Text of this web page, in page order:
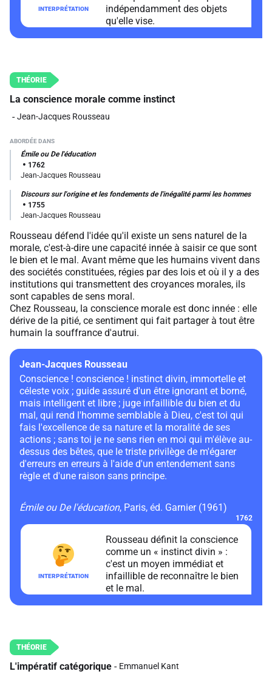
indépendamment des objets
qu'elle vise.
La conscience morale comme instinct
Jean-Jacques Rousseau
Jean-Jacques Rousseau
Émile ou De l'éducation
1762
Jean-Jacques Rousseau
Discours sur l'origine et les fondements de l'inégalité parmi les hommes
1755
Rousseau défend l'idée qu'il existe un sens naturel de la
morale, c'est-à-dire une capacité innée à saisir ce que sont
le bien et le mal. Avant même que les humains vivent dans
des sociétés constituées, régies par des lois et où il y a des
institutions qui transmettent des croyances morales, ils
sont capables de sens moral.
Chez Rousseau, la conscience morale est donc innée : elle
dérive de la pitié, ce sentiment qui fait partager à tout être
humain la souffrance d'autrui.
Conscience ! conscience ! instinct divin, immortelle et
céleste voix ; guide assuré d'un être ignorant et borné,
mais intelligent et libre ; juge infaillible du bien et du
mal, qui rend l'homme semblable à Dieu, c'est toi qui
fais l'excellence de sa nature et la moralité de ses
actions ; sans toi je ne sens rien en moi qui m'élève au-
dessus des bêtes, que le triste privilège de m'égarer
d'erreurs en erreurs à l'aide d'un entendement sans
règle et d'une raison sans principe.
Jean-Jacques Rousseau
Émile ou De l'éducation, Paris, éd. Garnier (1961)
1762
Rousseau définit la conscience
comme un « instinct divin » :
c'est un moyen immédiat et
infaillible de reconnaître le bien
et le mal.
L'impératif catégorique Emmanuel Kant